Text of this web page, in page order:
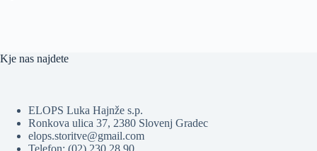
Kje nas najdete
ELOPS Luka Hajnže s.p.
Ronkova ulica 37, 2380 Slovenj Gradec
elops.storitve@gmail.com
Telefon: (02) 230 28 90